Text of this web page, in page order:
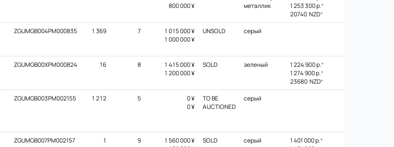
800 000 ¥
металлик
1 253 300 р.*
20740 NZD*
ZGUMGB004PM000835 1 369 7
1 015 000 ¥
1 000 000 ¥
UNSOLD серый
ZGUMGB00XPM000824 16 8
1 415 000 ¥
1 200 000 ¥
SOLD зеленый 1 224 900 р.*
1 274 900 р.*
23680 NZD*
ZGUMGB003PM002155 1 212 5
0 ¥
0 ¥
TO BE
AUCTIONED
серый
ZGUMGB007PM002157 1 9
1 560 000 ¥
SOLD серый 1 401 000 р.*